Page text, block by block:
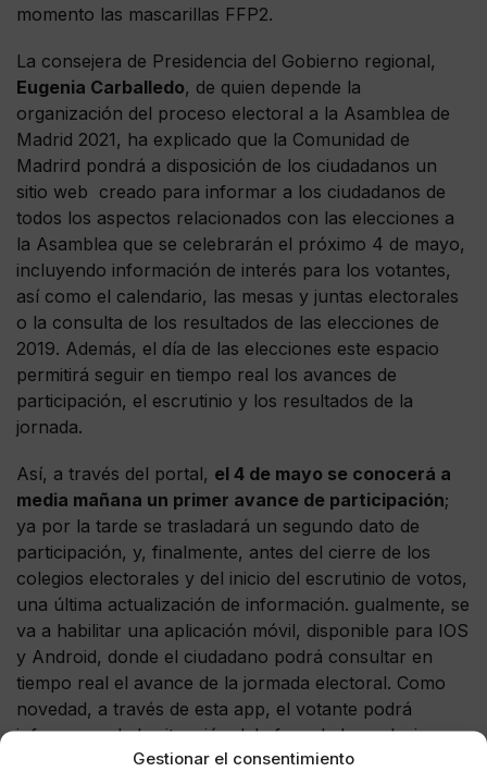
Gestionar el consentimiento
momento las mascarillas FFP2.
La consejera de Presidencia del Gobierno regional,
Eugenia Carballedo, de quien depende la
organización del proceso electoral a la Asamblea de
Madrid 2021, ha explicado que la Comunidad de
Madrird pondrá a disposición de los ciudadanos un
sitio web creado para informar a los ciudadanos de
todos los aspectos relacionados con las elecciones a
la Asamblea que se celebrarán el próximo 4 de mayo,
incluyendo información de interés para los votantes,
así como el calendario, las mesas y juntas electorales
o la consulta de los resultados de las elecciones de
2019. Además, el día de las elecciones este espacio
permitirá seguir en tiempo real los avances de
participación, el escrutinio y los resultados de la
jornada.
Así, a través del portal, el 4 de mayo se conocerá a
media mañana un primer avance de participación;
ya por la tarde se trasladará un segundo dato de
participación, y, finalmente, antes del cierre de los
colegios electorales y del inicio del escrutinio de votos,
una última actualización de información. gualmente, se
va a habilitar una aplicación móvil, disponible para IOS
y Android, donde el ciudadano podrá consultar en
tiempo real el avance de la jormada electoral. Como
novedad, a través de esta app, el votante podrá
informarse de la situación del aforo de los colegios
electorales para evitar ejercer su derecho al voto en